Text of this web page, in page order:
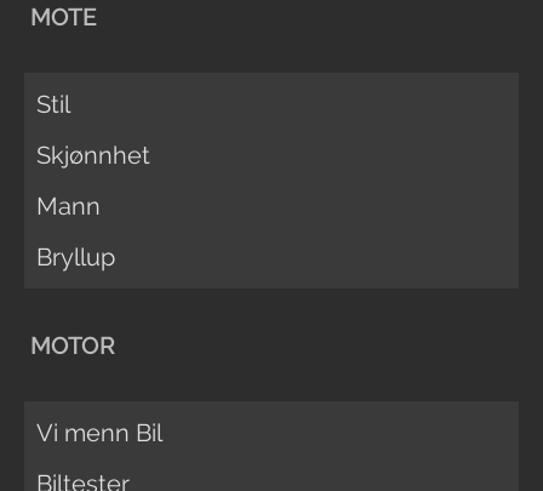
MOTE
Stil
Skjønnhet
Mann
Bryllup
MOTOR
Vi menn Bil
Biltester